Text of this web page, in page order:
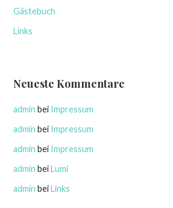
Gästebuch
Links
Neueste Kommentare
admin bei Impressum
admin bei Impressum
admin bei Impressum
admin beiLumi
admin beiLinks